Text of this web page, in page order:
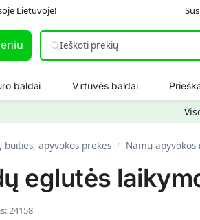
Lietuvoje!
baldai Virtuvės baldai
buities, apyvokos prekės / Namų apyvokos
eglutės
24158